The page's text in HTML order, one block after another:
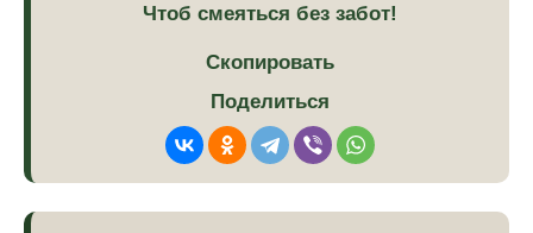
Чтоб смеяться без забот!
Скопировать
Поделиться